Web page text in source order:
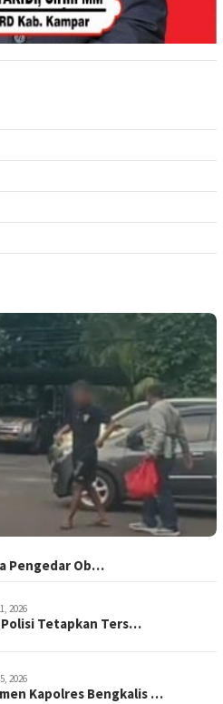
Pengedar Ob…
2026
Polisi Tetapkan Ters…
2026
Kapolres Bengkalis …